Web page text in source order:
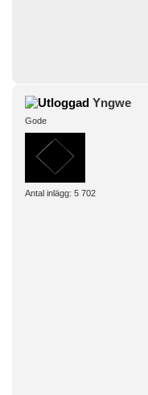
Yngwe
Gode
Antal inlägg: 5 702